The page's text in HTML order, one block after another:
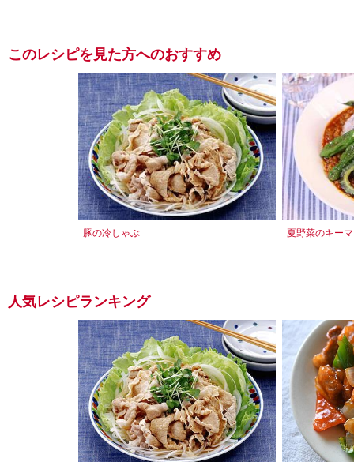
このレシピを見た方へのおすすめ
豚の冷しゃぶ 夏野菜のキー
人気レシピランキング